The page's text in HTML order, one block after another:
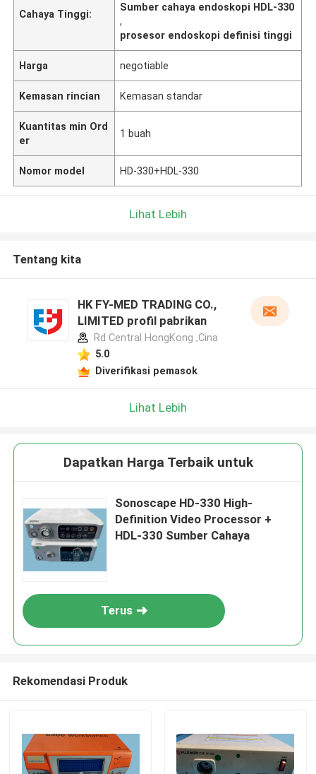
Cahaya Tinggi:
Sumber cahaya endoskopi HDL-330
,
prosesor endoskopi definisi tinggi
Harga negotiable
Kemasan rincian Kemasan standar
Kuantitas min Ord
er
1 buah
Nomor model HD-330+HDL-330
Lihat Lebih
Tentang kita
HK FY-MED TRADING CO.,
LIMITED profil pabrikan
Rd Central HongKong ,Cina
5.0
Diverifikasi pemasok
Lihat Lebih
Dapatkan Harga Terbaik untuk
Sonoscape HD-330 High-
Definition Video Processor +
HDL-330 Sumber Cahaya
Terus
Rekomendasi Produk